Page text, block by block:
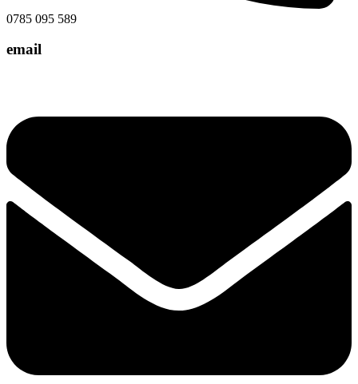
0785 095 589
email